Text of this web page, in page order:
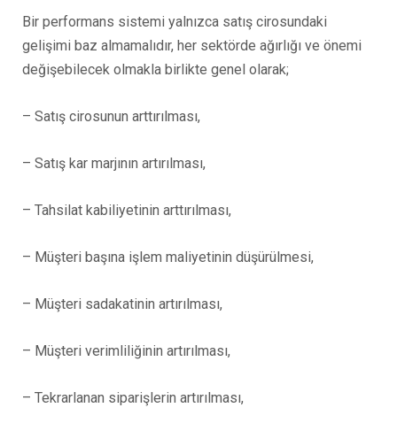
Bir performans sistemi yalnızca satış cirosundaki
gelişimi baz almamalıdır, her sektörde ağırlığı ve önemi
değişebilecek olmakla birlikte genel olarak;
– Satış cirosunun arttırılması,
– Satış kar marjının artırılması,
– Tahsilat kabiliyetinin arttırılması,
– Müşteri başına işlem maliyetinin düşürülmesi,
– Müşteri sadakatinin artırılması,
– Müşteri verimliliğinin artırılması,
– Tekrarlanan siparişlerin artırılması,